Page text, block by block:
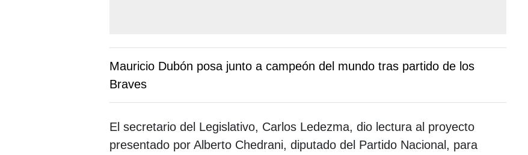
Mauricio Dubón posa junto a campeón del mundo tras partido de los
Braves
El secretario del Legislativo, Carlos Ledezma, dio lectura al proyecto
presentado por Alberto Chedrani, diputado del Partido Nacional, para